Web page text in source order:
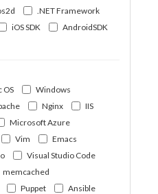
.NET Framework
iOS SDK
AndroidSDK
OS
Windows
Nginx
IIS
Microsoft Azure
Vim
Emacs
Visual Studio Code
memcached
Puppet
Ansible